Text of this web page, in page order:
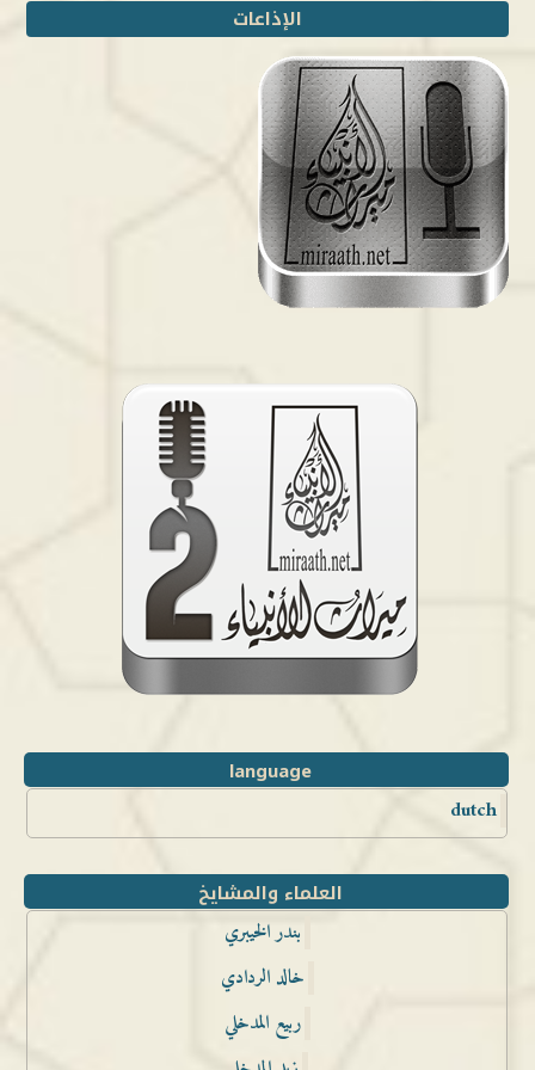
الإذاعات
language
dutch
العلماء والمشايخ
بندر الخيبري
خالد الردادي
ربيع المدخلي